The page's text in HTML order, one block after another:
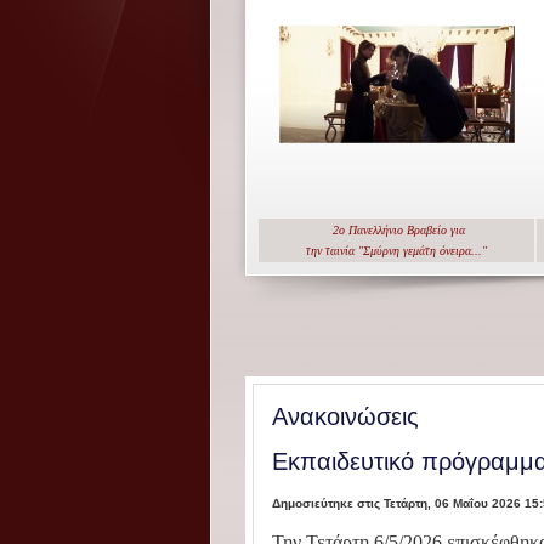
2ο Πανελλήνιο Βραβείο για
την ταινία "Σμύρνη γεμάτη όνειρα..."
Ανακοινώσεις
Εκπαιδευτικό
Δημοσιεύτηκε στις Τετάρτη, 06 Μαΐου 2026